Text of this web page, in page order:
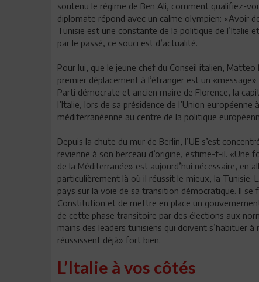
soutenu le régime de Ben Ali, comment qualifiez-
diplomate répond avec un calme olympien: «Avoir
Tunisie est une constante de la politique de l’Italie
par le passé, ce souci est d’actualité.
Pour lui, que le jeune chef du Conseil italien,
premier déplacement à l’étranger est un
Parti démocrate et ancien maire de Florence, la
l’Italie, lors de sa présidence de l’Union
méditerranéenne au centre de la politique
Depuis la chute du mur de Berlin, l’UE s’est
revienne à son berceau d’origine, estime-t-il. «Une
de la Méditerranée» est aujourd’hui nécessaire, en
particulièrement là où il réussit le mieux, la Tunisie.
pays sur la voie de sa transition démocratique. Il se
Constitution et de mettre en place un
de cette phase transitoire par des élections aux
mains des leaders tunisiens qui doivent s’habituer
réussissent déjà» fort bien.
L’Italie à vos côtés